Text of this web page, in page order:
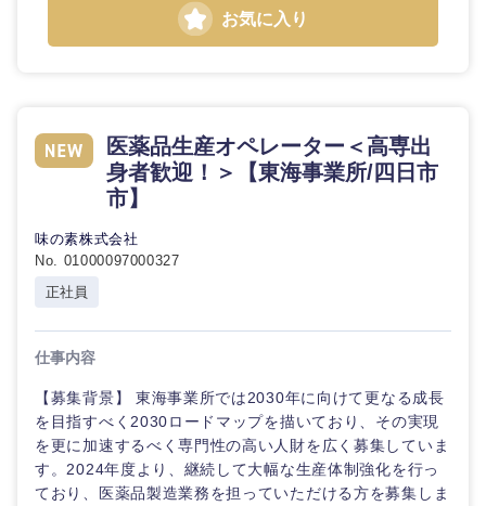
コンサル
タント
専門職
技術職
ビス・制
ム
技術職
（モノづ
くり）
その他企画業務
技術職（IT）、Webサービス・制作、ゲーム
メディカル
不動産専門職
建設・施工管理
事務職
倉庫・運輸・物流
小売・通販・外食
WEBサービス
コンサル・シンクタンク
広告・宣伝・印刷
スタートアップ企
業
転勤なし 海外勤務あり
フルリモート
お気に入り
医薬品生産オペレーター＜高専出
身者歓迎！＞【東海事業所/四日市
市】
味の素株式会社
No. 01000097000327
正社員
仕事内容
【募集背景】 東海事業所では2030年に向けて更なる成長
を目指すべく2030ロードマップを描いており、その実現
を更に加速するべく専門性の高い人財を広く募集していま
す。2024年度より、継続して大幅な生産体制強化を行っ
ており、医薬品製造業務を担っていただける方を募集しま